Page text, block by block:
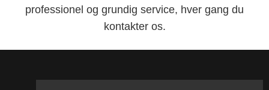
professionel og grundig service, hver gang du
kontakter os.